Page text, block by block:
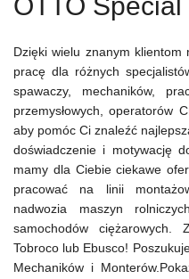
Dzięki wielu znanym klientom
pracę dla różnych
spawaczy, mechaników,
przemysłowych, operatorów
aby pomóc Ci znaleźć
doświadczenie i motywację
mamy dla Ciebie ciekawe
pracować na linii
nadwozia maszyn
samochodów ciężarowych.
Tobroco lub Ebusco!
Mechaników i